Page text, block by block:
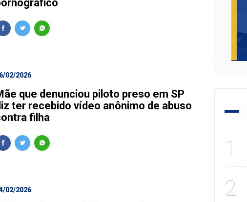
02/2026
que denunciou piloto preso em SP
ter recebido vídeo anônimo de abuso
filha
02/2026
1
2